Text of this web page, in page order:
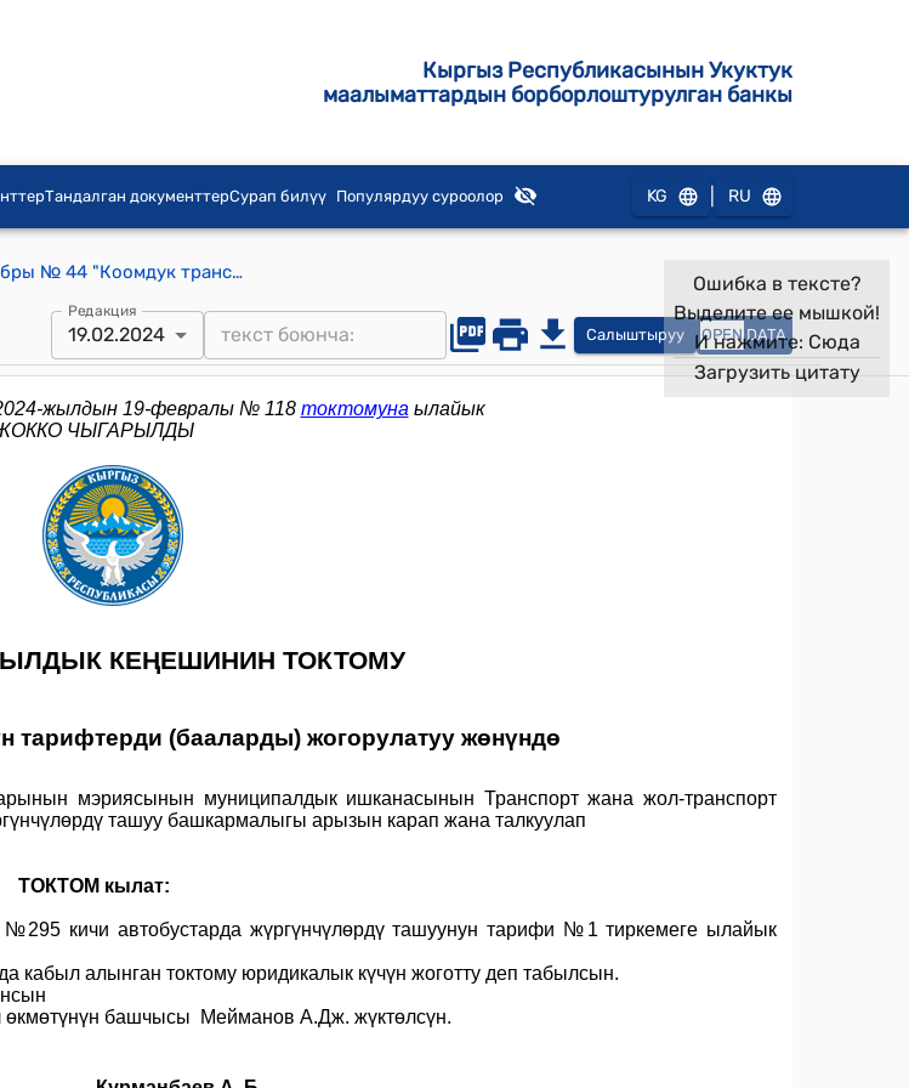
Кыргыз Республикасынын Укуктук
маалыматтардын борборлоштурулган банкы
Тандалган документтерСурап билүү Популярдуу суроолор KG RU
Таш-Дөбө айылдык кеңешинин 2022-жылдын 22-декабры № 44 "Коомдук транспортто жүрүү үчүн тарифтерди (бааларды) жогорулатуу жөнүндө" токтому
Редакция
19.02.2024 Салыштыруу OPEN DATA
Ошибка в тексте?
Выделите ее мышкой!
И нажмите: Сюда
Загрузить цитату